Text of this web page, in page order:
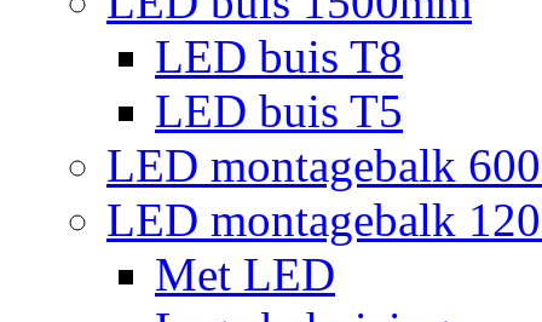
LED buis T8
LED buis T5
LED montagebalk
LED montagebalk
Met LED